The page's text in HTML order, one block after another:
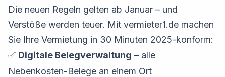
Die neuen Regeln gelten ab Januar – und
Verstöße werden teuer. Mit vermieter1.de machen
Sie Ihre Vermietung in 30 Minuten 2025-konform:
✅ Digitale Belegverwaltung – alle
Nebenkosten-Belege an einem Ort